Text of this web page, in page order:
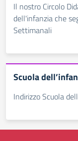
Il nostro Circolo
dell'infanzia che
Settimanali
Scuola
Indirizzo Scuola